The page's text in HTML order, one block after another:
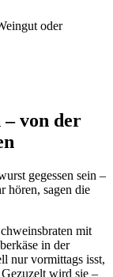
oder
von der
gegessen sein –
hören, sagen die
mit
in der
nur vormittags isst,
wird sie –